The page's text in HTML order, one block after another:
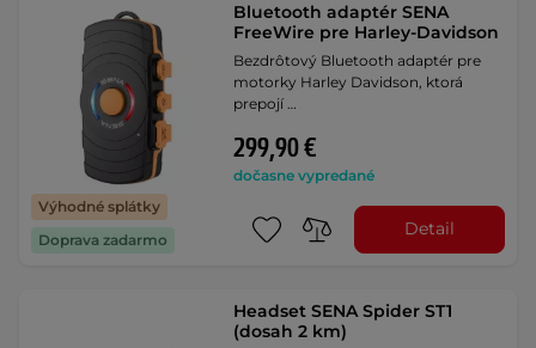
Výhodné splátky
Doprava zadarmo
Bluetooth adaptér SENA
FreeWire pre Harley-Davidson
Bezdrôtový Bluetooth adaptér pre
motorky Harley Davidson, ktorá
prepojí …
299,90 €
dočasne vypredané
Detail
Headset SENA Spider ST1
(dosah 2 km)